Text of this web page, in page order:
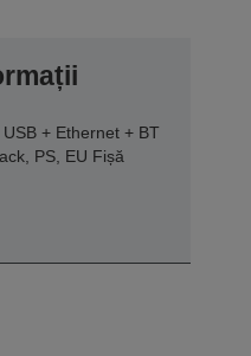
+ Ethernet + BT
PS, EU Fișă